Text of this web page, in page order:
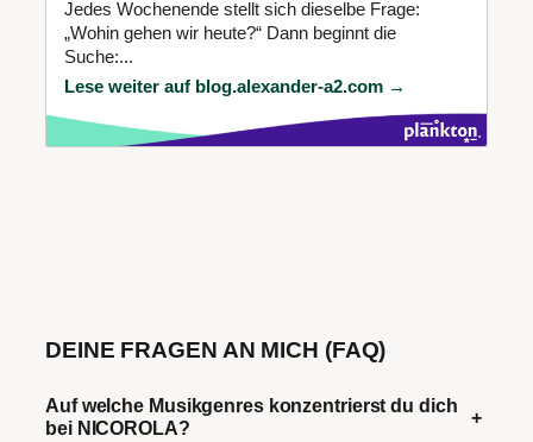
Jedes Wochenende stellt sich dieselbe Frage:
„Wohin gehen wir heute?“ Dann beginnt die
Suche:...
Lese weiter auf blog.alexander-a2.com →
DEINE FRAGEN AN MICH (FAQ)
Auf welche Musikgenres konzentrierst du dich
bei NICOROLA?
+